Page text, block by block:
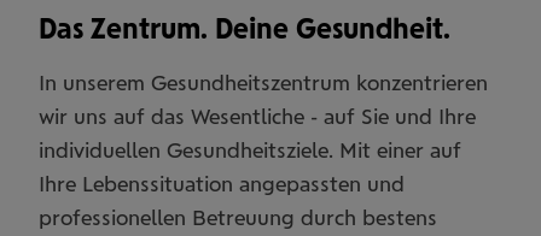
Das Zentrum. Deine Gesundheit.
In unserem Gesundheitszentrum konzentrieren
wir uns auf das Wesentliche - auf Sie und Ihre
individuellen Gesundheitsziele. Mit einer auf
Ihre Lebenssituation angepassten und
professionellen Betreuung durch bestens